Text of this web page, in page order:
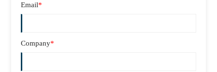
Email*
Company*